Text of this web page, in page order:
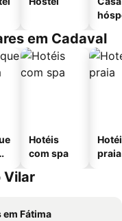
em Cadaval
Hotéis
com spa
praia
Vilar
em Fátima